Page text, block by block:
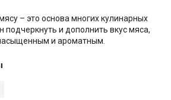
– это основа многих кулинарных
подчеркнуть и дополнить вкус мяса,
и ароматным.